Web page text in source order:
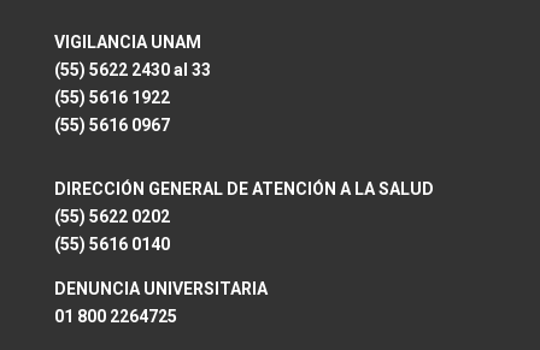
VIGILANCIA UNAM
(55) 5622 2430 al 33
(55) 5616 1922
(55) 5616 0967
DIRECCIÓN GENERAL DE ATENCIÓN A LA SALUD
(55) 5622 0202
(55) 5616 0140
DENUNCIA UNIVERSITARIA
01 800 2264725